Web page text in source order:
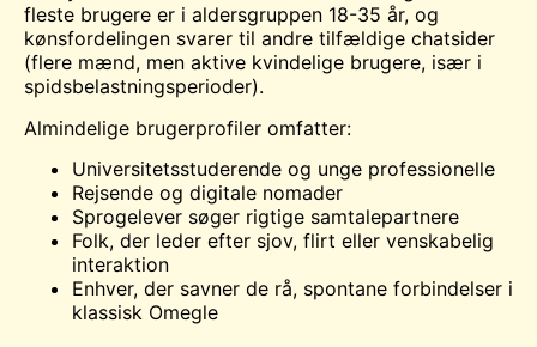
fleste brugere er i aldersgruppen 18-35 år, og
kønsfordelingen svarer til andre tilfældige chatsider
(flere mænd, men aktive kvindelige brugere, især i
spidsbelastningsperioder).
Almindelige brugerprofiler omfatter:
Universitetsstuderende og unge professionelle
Rejsende og digitale nomader
Sprogelever søger rigtige samtalepartnere
Folk, der leder efter sjov, flirt eller venskabelig
interaktion
Enhver, der savner de rå, spontane forbindelser i
klassisk Omegle